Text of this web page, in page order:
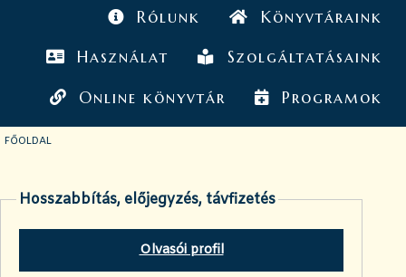
Rólunk Könyvtáraink
Használat Szolgáltatásaink
Online könyvtár Programok
JELENLEGI OLDAL:
FŐOLDAL
Hosszabbítás, előjegyzés, távfizetés
Olvasói profil